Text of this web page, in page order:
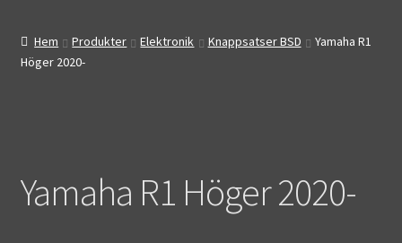
Bilder
Hem Produkter Elektronik Knappsatser BSD
Yamaha R1
Höger 2020-
Yamaha R1 Höger 2020-